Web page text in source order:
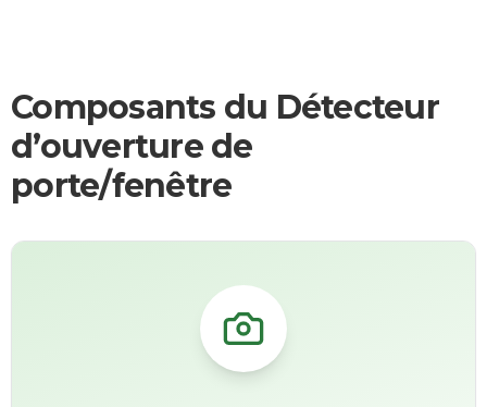
Composants du Détecteur
d’ouverture de
porte/fenêtre